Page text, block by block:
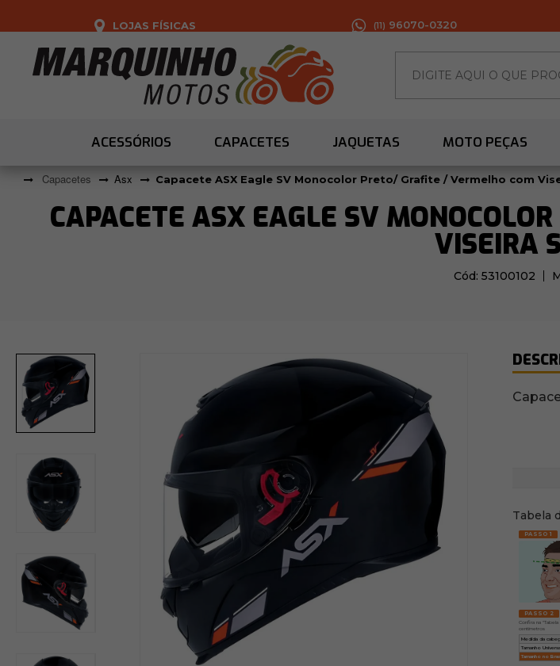
LOJAS FÍSICAS (11) 96070-0320
ACESSÓRIOS CAPACETES JAQUETAS MOTO PEÇAS
Capacetes Asx Capacete ASX Eagle SV Monocolor Preto/ Grafite / Vermelho com
CAPACETE ASX EAGLE SV
VISEIRA
Cód: 53100102
Tabela
PASSO 1
PASSO 2
Confira na
centímetros
Medida da
Tamanho
Tamanho no